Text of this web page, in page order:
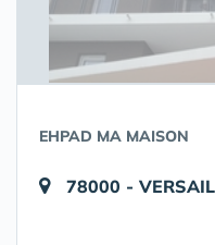
EHPAD MA MAISON
78000 -